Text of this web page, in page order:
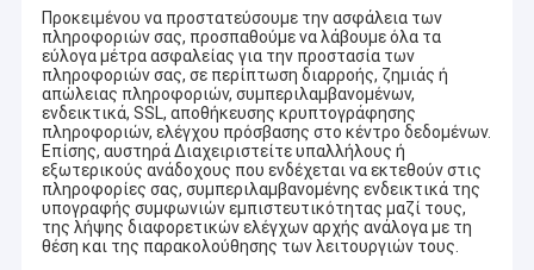
Προκειμένου να προστατεύσουμε την ασφάλεια των
πληροφοριών σας, προσπαθούμε να λάβουμε όλα τα
εύλογα μέτρα ασφαλείας για την προστασία των
πληροφοριών σας, σε περίπτωση διαρροής, ζημιάς ή
απώλειας πληροφοριών, συμπεριλαμβανομένων,
ενδεικτικά, SSL, αποθήκευσης κρυπτογράφησης
πληροφοριών, ελέγχου πρόσβασης στο κέντρο δεδομένων.
Επίσης, αυστηρά Διαχειριστείτε υπαλλήλους ή
εξωτερικούς ανάδοχους που ενδέχεται να εκτεθούν στις
πληροφορίες σας, συμπεριλαμβανομένης ενδεικτικά της
υπογραφής συμφωνιών εμπιστευτικότητας μαζί τους,
της λήψης διαφορετικών ελέγχων αρχής ανάλογα με τη
θέση και της παρακολούθησης των λειτουργιών τους.